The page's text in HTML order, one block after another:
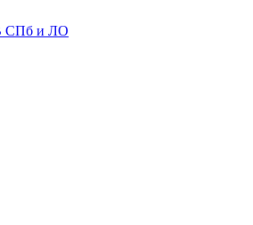
СПб и ЛО